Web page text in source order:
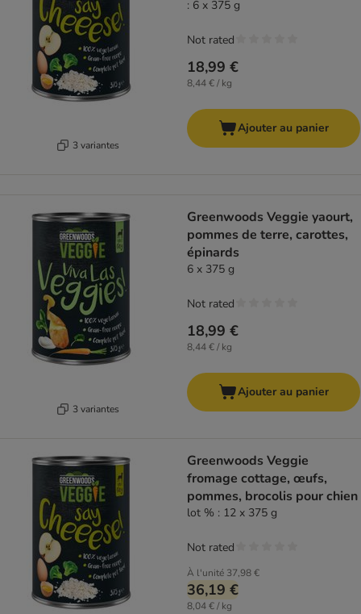
3 variantes
: 6 x 375 g
18,99 €
8,44 € / kg
Not rated
Ajouter au panier
3 variantes
Greenwoods Veggie yaourt,
pommes de terre, carottes,
épinards
6 x 375 g
18,99 €
8,44 € / kg
Not rated
Ajouter au panier
Greenwoods Veggie
fromage cottage, œufs,
pommes, brocolis pour chien
lot % : 12 x 375 g
À l'unité 37,98 €
36,19 €
8,04 € / kg
Not rated